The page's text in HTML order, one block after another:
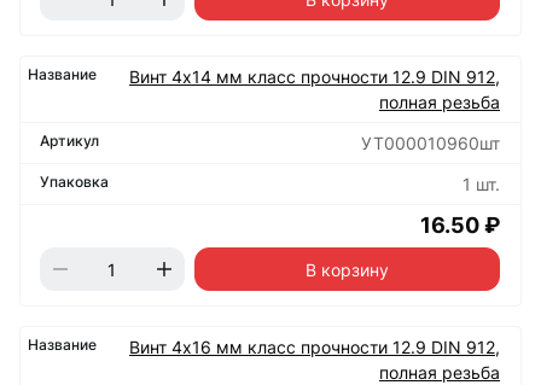
Винт 4х14 мм класс прочности 12.9 DIN 912,
полная резьба
УТ000010960шт
1 шт.
16.50 ₽
В корзину
Винт 4х16 мм класс прочности 12.9 DIN 912,
полная резьба